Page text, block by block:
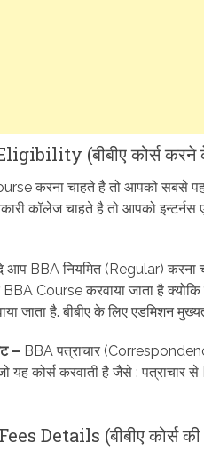
(बीबीए कोर्स करने
करना चाहते है तो आपको सबसे
कॉलेज चाहते है तो आपको इन्टर्नस
आप BBA नियमित (Regular)
BBA Course करवाया जाता है
जाता है. बीबीए के लिए एडमिशन
– BBA पत्राचार
यह कोर्स करवाती है जैसे :
Details (बीबीए कोर्स की